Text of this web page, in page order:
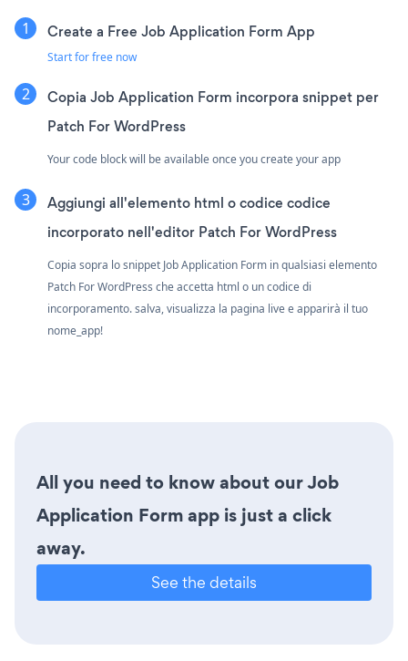
Create a Free Job Application Form App
Start for free now
Copia Job Application Form incorpora snippet per
Patch For WordPress
Your code block will be available once you create your app
Aggiungi all'elemento html o codice codice
incorporato nell'editor Patch For WordPress
Copia sopra lo snippet Job Application Form in qualsiasi elemento
Patch For WordPress che accetta html o un codice di
incorporamento. salva, visualizza la pagina live e apparirà il tuo
nome_app!
All you need to know about our Job
Application Form app is just a click
away.
See the details